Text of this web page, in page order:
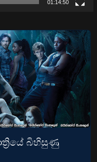
01:14:50
බිහිසුණු